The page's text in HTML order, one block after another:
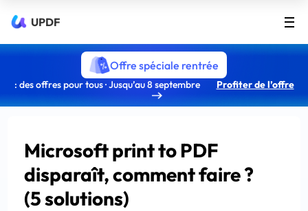
UPDF
Offre spéciale rentrée
: des offres pour tous · Jusqu’au 8 septembre Profiter de l’offre
Microsoft print to PDF
disparaît, comment faire ?
(5 solutions)